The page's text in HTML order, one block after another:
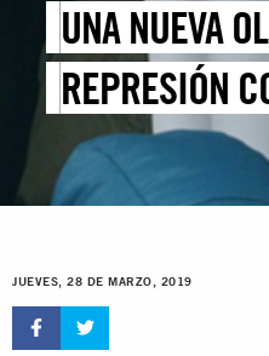
UNA NUEVA
REPRESIÓN
MINORÍA
JUEVES, 28 DE MARZO, 2019